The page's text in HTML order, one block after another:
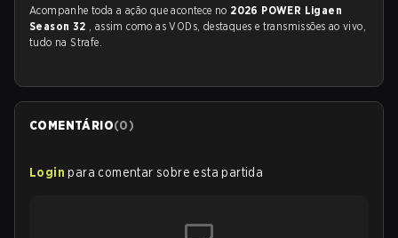
Acompanhe toda a ação que acontece no 2026 POWER Ligaen
Season 32 , assim como as VODs, destaques e transmissões ao vivo,
tudo na Strafe.
COMENTÁRIO(0)
Login para comentar sobre esta partida